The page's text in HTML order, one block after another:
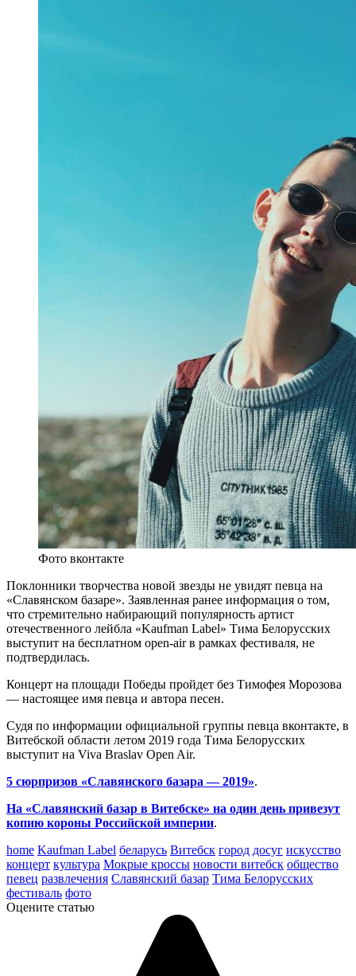
Фото вконтакте
Поклонники творчества новой звезды не увидят певца на
«Славянском базаре». Заявленная ранее информация о том,
что стремительно набирающий популярность артист
отечественного лейбла «Kaufman Label» Тима Белорусских
выступит на бесплатном open-air в рамках фестиваля, не
подтвердилась.
Концерт на площади Победы пройдет без Тимофея Морозова
— настоящее имя певца и автора песен.
Судя по информации официальной группы певца вконтакте, в
Витебской области летом 2019 года Тима Белорусских
выступит на Viva Braslav Open Air.
5 сюрпризов «Славянского базара — 2019».
На «Славянский базар в Витебске» на один день привезут
копию короны Российской империи.
home Kaufman Label беларусь Витебск город досуг искусство
концерт культура Мокрые кроссы новости витебск общество
певец развлечения Славянский базар Тима Белорусских
фестиваль фото
Оцените статью